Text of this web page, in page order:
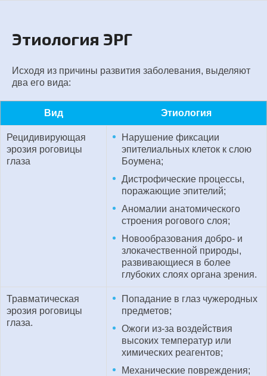
Этиология ЭРГ
Исходя из причины развития заболевания, выделяют
два его вида:
Вид Этиология
Рецидивирующая
эрозия роговицы
глаза
Нарушение фиксации
эпителиальных клеток к слою
Боумена;
Дистрофические процессы,
поражающие эпителий;
Аномалии анатомического
строения рогового слоя;
Новообразования добро- и
злокачественной природы,
развивающиеся в более
глубоких слоях органа зрения.
Травматическая
эрозия роговицы
глаза.
Попадание в глаз чужеродных
предметов;
Ожоги из-за воздействия
высоких температур или
химических реагентов;
Механические повреждения;